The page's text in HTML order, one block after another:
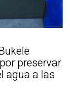
preservar
agua a las